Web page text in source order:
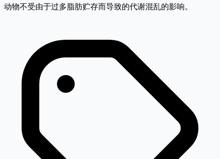
动物不受由于过多脂肪贮存而导致的代谢混乱的影响。